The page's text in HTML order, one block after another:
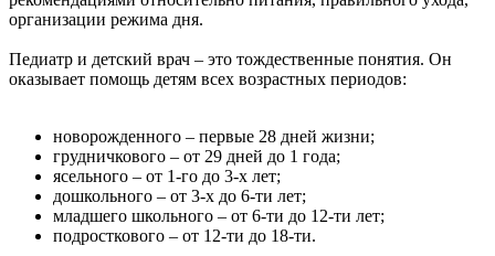
организации режима дня.
Педиатр и детский врач – это тождественные понятия. Он
оказывает помощь детям всех возрастных периодов:
новорожденного – первые 28 дней жизни;
грудничкового – от 29 дней до 1 года;
ясельного – от 1-го до 3-х лет;
дошкольного – от 3-х до 6-ти лет;
младшего школьного – от 6-ти до 12-ти лет;
подросткового – от 12-ти до 18-ти.